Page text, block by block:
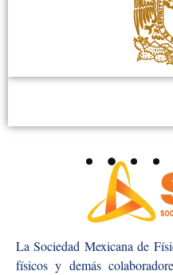
La Sociedad Mexicana de
físicos y demás